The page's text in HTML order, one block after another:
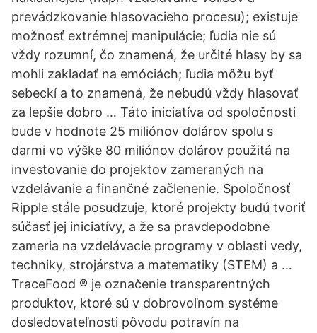
prevádzkovanie hlasovacieho procesu); existuje
možnosť extrémnej manipulácie; ľudia nie sú
vždy rozumní, čo znamená, že určité hlasy by sa
mohli zakladať na emóciách; ľudia môžu byť
sebeckí a to znamená, že nebudú vždy hlasovať
za lepšie dobro … Táto iniciatíva od spoločnosti
bude v hodnote 25 miliónov dolárov spolu s
darmi vo výške 80 miliónov dolárov použitá na
investovanie do projektov zameraných na
vzdelávanie a finančné začlenenie. Spoločnosť
Ripple stále posudzuje, ktoré projekty budú tvoriť
súčasť jej iniciatívy, a že sa pravdepodobne
zameria na vzdelávacie programy v oblasti vedy,
techniky, strojárstva a matematiky (STEM) a …
TraceFood ® je označenie transparentných
produktov, ktoré sú v dobrovoľnom systéme
dosledovateľnosti pôvodu potravín na